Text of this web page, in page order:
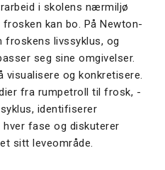
i skolens nærmiljø
kan bo. På Newton-
froskens livssyklus, og
seg sine omgivelser.
visualisere og konkretisere.
fra rumpetroll til frosk, -
identifiserer
fase og diskuterer
sitt leveområde.